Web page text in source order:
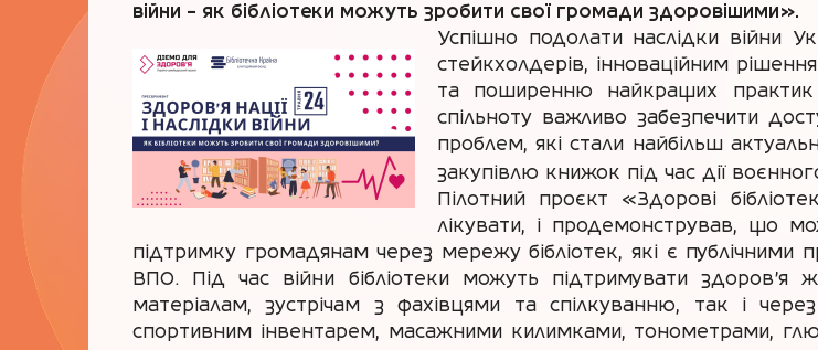
війни – як бібліотеки можуть зробити свої громади здоровішими».
Успішно подолати наслідки війни
стейкхолдерів, інноваційним
та поширенню найкращих практик
спільноту важливо забезпечити
проблем, які стали найбільш
закупівлю книжок під час дії
Пілотний проєкт «Здорові
лікувати, і продемонстрував, що
підтримку громадянам через мережу бібліотек, які є публічними
ВПО. Під час війни бібліотеки можуть підтримувати здоров'я
матеріалам, зустрічам з фахівцями та спілкуванню, так і
спортивним інвентарем, масажними килимками, тонометрами,